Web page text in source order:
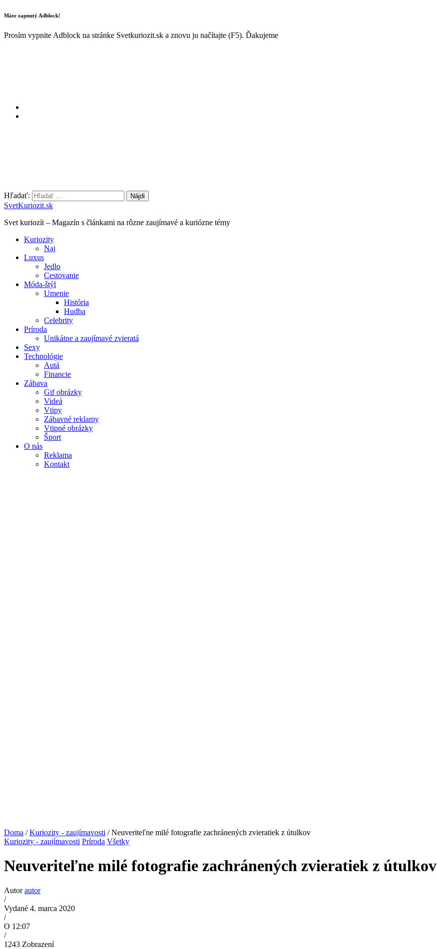
Máte zapnutý Adblock!
Prosím vypnite Adblock na stránke Svetkuriozit.sk a znovu ju načítajte (F5). Ďakujeme
Hľadať:
SvetKuriozit.sk
Svet kuriozít – Magazín s článkami na rôzne zaujímavé a kuriózne témy
Kuriozity
Naj
Luxus
Jedlo
Cestovanie
Móda-štýl
Umenie
História
Hudba
Celebrity
Príroda
Unikátne a zaujímavé zvieratá
Sexy
Technológie
Autá
Financie
Zábava
Gif obrázky
Videá
Vtipy
Zábavné reklamy
Vtipné obrázky
Šport
O nás
Reklama
Kontakt
Doma /Kuriozity - zaujímavosti / Neuveriteľne milé fotografie zachránených zvieratiek z útulkov
Kuriozity - zaujímavosti Príroda Všetky
Neuveriteľne milé fotografie zachránených zvieratiek z útulkov
Autorautor
/
Vydané 4. marca 2020
/
O 12:07
/
1243 Zobrazení